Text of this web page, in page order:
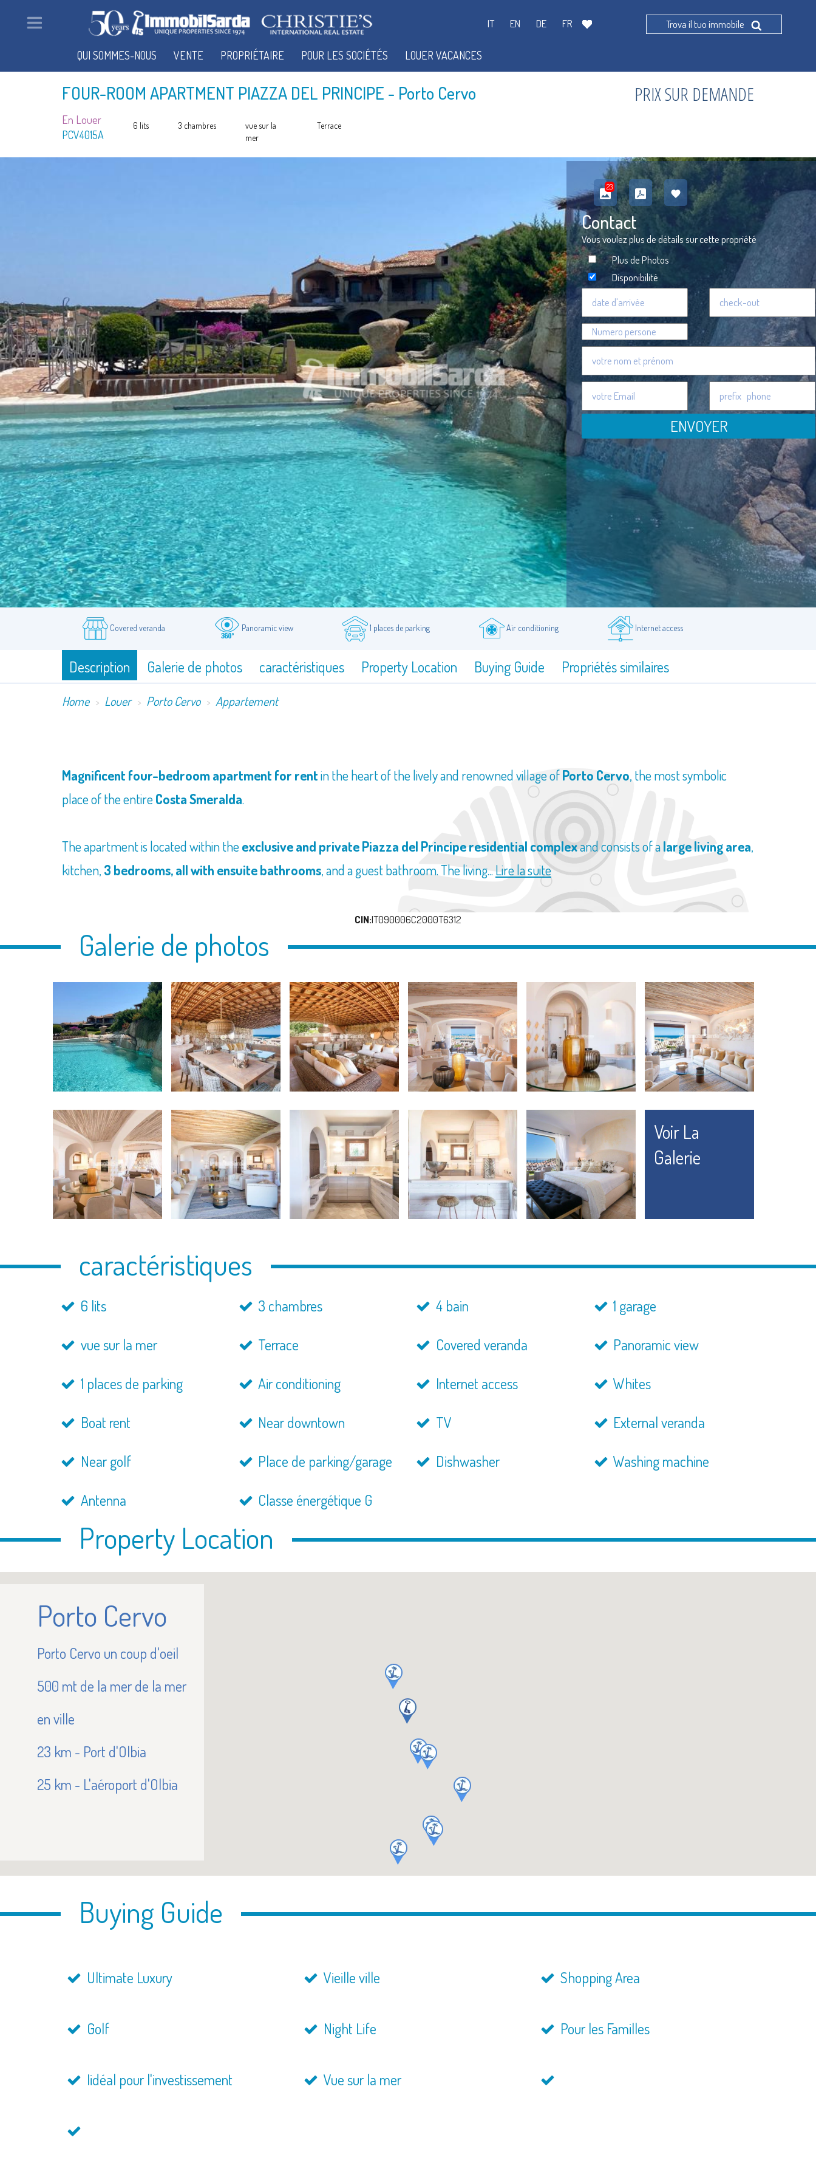
FOUR-ROOM APARTMENT PIAZZA DEL PRINCIPE - Porto Cervo
En Louer
PCV4015A
6 lits 3 chambres
vue sur la
mer
Terrace
PRIX SUR DEMANDE
23
Contact
Vous voulez plus de détails sur cette propriété
Plus de Photos
Disponibilité
ENVOYER
Covered veranda Panoramic view 1 places de parking Air conditioning Internet access
Description Galerie de photos caractéristiques Property Location Buying Guide Propriétés similaires
Home Louer Porto Cervo Appartement
​Magnificent four-bedroom apartment for rentin the heart of the lively and renowned village ofPorto Cervo, the most symbolic
place of the entireCosta Smeralda.
The apartment is located within theexclusive and private Piazza del Principe residential complexand consists of alarge living area,
kitchen, 3 bedrooms, all with ensuite bathrooms, and a guest bathroom. The living... Lire la suite
CIN:IT090006C2000T6312
Galerie de photos
Voir La
Galerie
caractéristiques
6 lits 3 chambres 4 bain 1 garage
vue sur la mer Terrace Covered veranda Panoramic view
1 places de parking Air conditioning Internet access Whites
Boat rent Near downtown TV External veranda
Near golf Place de parking/garage Dishwasher Washing machine
Antenna Classe énergétique G
Property Location
Porto Cervo
Porto Cervo un coup d'oeil
500 mt de la mer de la mer
en ville
23 km - Port d'Olbia
25 km - L'aéroport d'Olbia
Buying Guide
Ultimate Luxury Vieille ville Shopping Area
Golf Night Life Pour les Familles
Iidéal pour l'investissement Vue sur la mer
FR
DE
EN
IT Trova il tuo immobile
QUI SOMMES-NOUS VENTE PROPRIÉTAIRE POUR LES SOCIÉTÉS LOUER VACANCES